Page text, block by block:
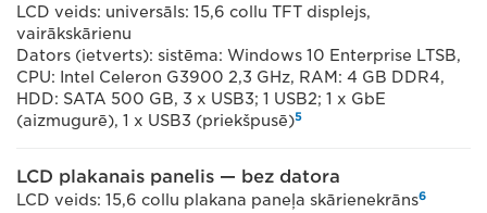
LCD veids: universāls: 15,6 collu TFT displejs,
vairākskārienu
Dators (ietverts): sistēma: Windows 10 Enterprise LTSB,
CPU: Intel Celeron G3900 2,3 GHz, RAM: 4 GB DDR4,
HDD: SATA 500 GB, 3 x USB3; 1 USB2; 1 x GbE
(aizmugurē), 1 x USB3 (priekšpusē)5
LCD plakanais panelis — bez datora
LCD veids: 15,6 collu plakana paneļa skārienekrāns6